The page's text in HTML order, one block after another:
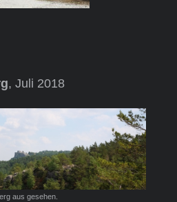
, Juli 2018
aus gesehen.